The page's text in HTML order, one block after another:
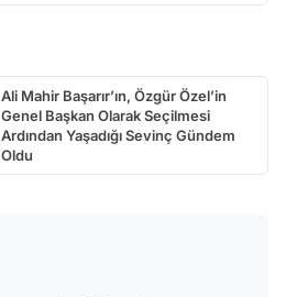
Ali Mahir Başarır’ın, Özgür Özel’in
Genel Başkan Olarak Seçilmesi
Ardından Yaşadığı Sevinç Gündem
Oldu